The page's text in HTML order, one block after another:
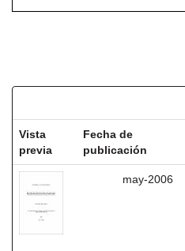
Vista
previa
Fecha de
publicación
may-2006